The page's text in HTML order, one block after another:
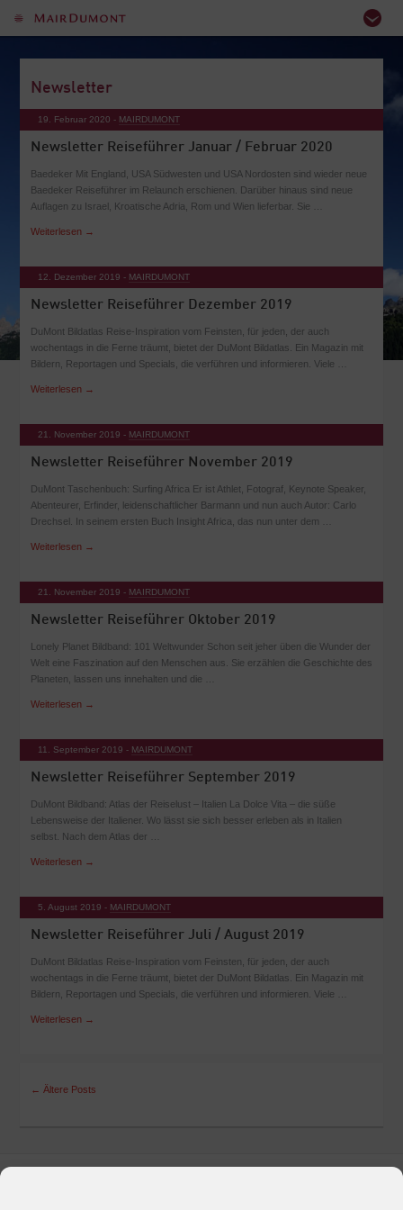
Newsletter
19. Februar 2020 - MAIRDUMONT
Newsletter Reiseführer Januar / Februar 2020
Baedeker Mit England, USA Südwesten und USA Nordosten sind wieder neue
Baedeker Reiseführer im Relaunch erschienen. Darüber hinaus sind neue
Auflagen zu Israel, Kroatische Adria, Rom und Wien lieferbar. Sie …
Weiterlesen →
12. Dezember 2019 - MAIRDUMONT
Newsletter Reiseführer Dezember 2019
DuMont Bildatlas Reise-Inspiration vom Feinsten, für jeden, der auch
wochentags in die Ferne träumt, bietet der DuMont Bildatlas. Ein Magazin mit
Bildern, Reportagen und Specials, die verführen und informieren. Viele …
Weiterlesen →
21. November 2019 - MAIRDUMONT
Newsletter Reiseführer November 2019
DuMont Taschenbuch: Surfing Africa Er ist Athlet, Fotograf, Keynote Speaker,
Abenteurer, Erfinder, leidenschaftlicher Barmann und nun auch Autor: Carlo
Drechsel. In seinem ersten Buch Insight Africa, das nun unter dem …
Weiterlesen →
21. November 2019 - MAIRDUMONT
Newsletter Reiseführer Oktober 2019
Lonely Planet Bildband: 101 Weltwunder Schon seit jeher üben die Wunder der
Welt eine Faszination auf den Menschen aus. Sie erzählen die Geschichte des
Planeten, lassen uns innehalten und die …
Weiterlesen →
11. September 2019 - MAIRDUMONT
Newsletter Reiseführer September 2019
DuMont Bildband: Atlas der Reiselust – Italien La Dolce Vita – die süße
Lebensweise der Italiener. Wo lässt sie sich besser erleben als in Italien
selbst. Nach dem Atlas der …
Weiterlesen →
5. August 2019 - MAIRDUMONT
Newsletter Reiseführer Juli / August 2019
DuMont Bildatlas Reise-Inspiration vom Feinsten, für jeden, der auch
wochentags in die Ferne träumt, bietet der DuMont Bildatlas. Ein Magazin mit
Bildern, Reportagen und Specials, die verführen und informieren. Viele …
Weiterlesen →
← Ältere Posts